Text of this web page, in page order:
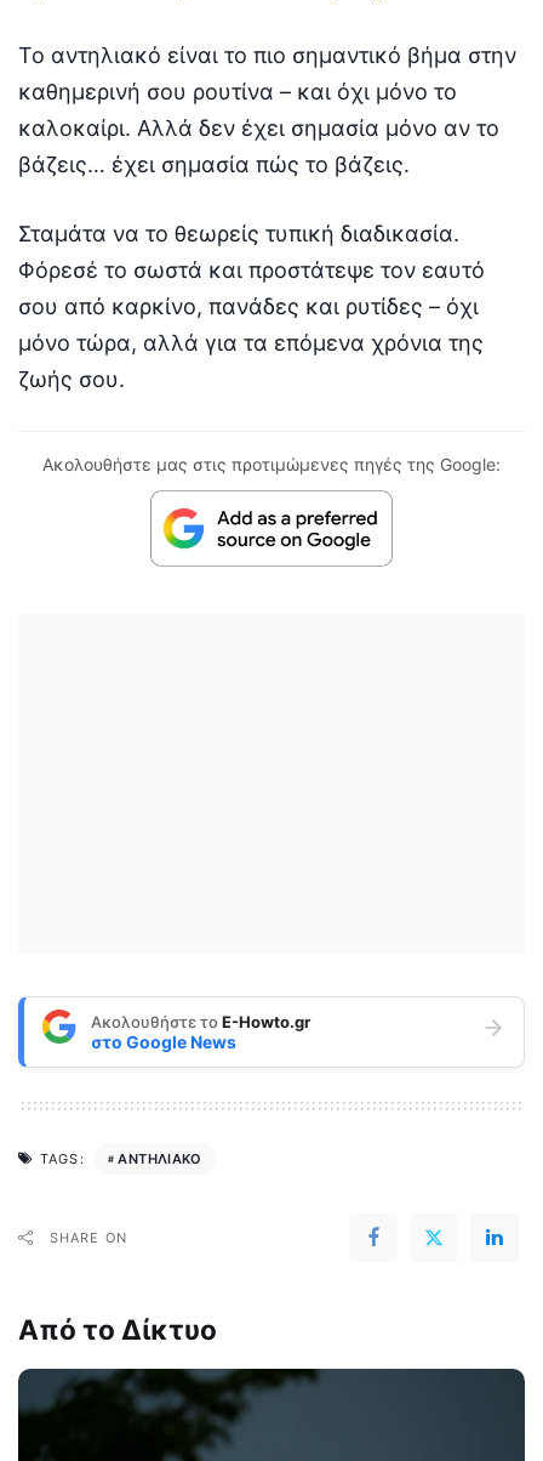
Το αντηλιακό είναι το πιο σημαντικό βήμα στην
καθημερινή σου ρουτίνα – και όχι μόνο το
καλοκαίρι. Αλλά δεν έχει σημασία μόνο αν το
βάζεις… έχει σημασία πώς το βάζεις.
Σταμάτα να το θεωρείς τυπική διαδικασία.
Φόρεσέ το σωστά και προστάτεψε τον εαυτό
σου από καρκίνο, πανάδες και ρυτίδες – όχι
μόνο τώρα, αλλά για τα επόμενα χρόνια της
ζωής σου.
Ακολουθήστε μας στις προτιμώμενες πηγές της Google:
Ακολουθήστε τοE-Howto.gr
στο Google News
TAGS: ΑΝΤΗΛΙΑΚΟ
SHARE ON
Από το Δίκτυο